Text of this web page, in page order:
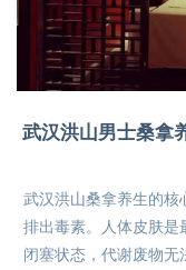
武汉洪山男士桑拿
武汉洪山桑拿养生的核
排出毒素。人体皮肤是
闭塞状态，代谢废物